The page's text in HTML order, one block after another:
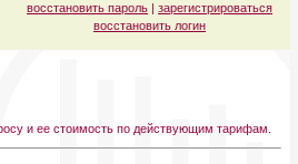
восстановить пароль | зарегистрироваться
восстановить логин
и ее стоимость по действующим тарифам.